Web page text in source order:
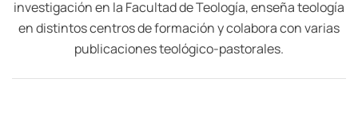
investigación en la Facultad de Teología, enseña teología
en distintos centros de formación y colabora con varias
publicaciones teológico-pastorales.